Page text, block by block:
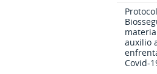
auxilio
Covid-